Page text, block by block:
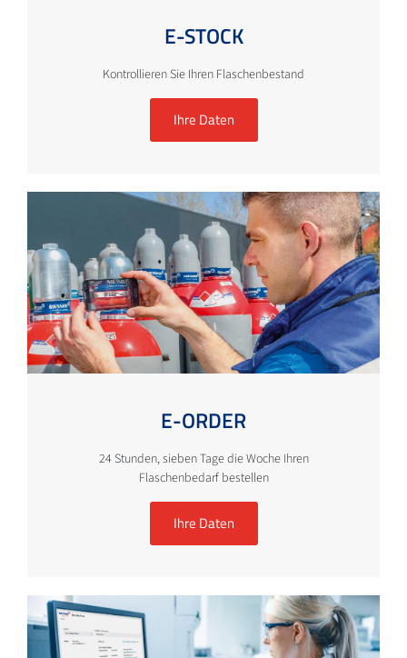
E-STOCK
Kontrollieren Sie Ihren Flaschenbestand
Ihre Daten
E-ORDER
24 Stunden, sieben Tage die Woche Ihren
Flaschenbedarf bestellen
Ihre Daten